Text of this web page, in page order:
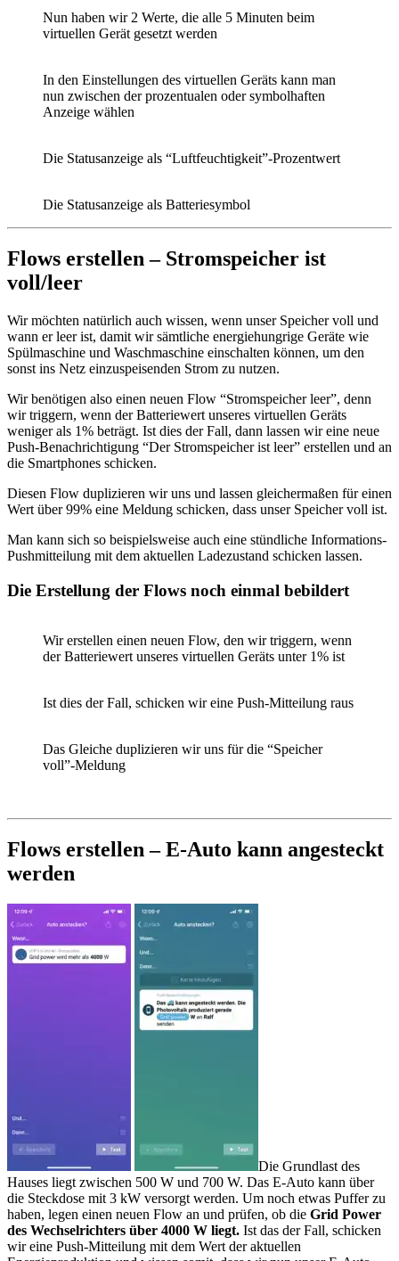
Nun haben wir 2 Werte, die alle 5 Minuten beim
virtuellen Gerät gesetzt werden
In den Einstellungen des virtuellen Geräts kann man
nun zwischen der prozentualen oder symbolhaften
Anzeige wählen
Die Statusanzeige als “Luftfeuchtigkeit”-Prozentwert
Die Statusanzeige als Batteriesymbol
Flows erstellen – Stromspeicher ist
voll/leer
Wir möchten natürlich auch wissen, wenn unser Speicher voll und
wann er leer ist, damit wir sämtliche energiehungrige Geräte wie
Spülmaschine und Waschmaschine einschalten können, um den
sonst ins Netz einzuspeisenden Strom zu nutzen.
Wir benötigen also einen neuen Flow “Stromspeicher leer”, denn
wir triggern, wenn der Batteriewert unseres virtuellen Geräts
weniger als 1% beträgt. Ist dies der Fall, dann lassen wir eine neue
Push-Benachrichtigung “Der Stromspeicher ist leer” erstellen und an
die Smartphones schicken.
Diesen Flow duplizieren wir uns und lassen gleichermaßen für einen
Wert über 99% eine Meldung schicken, dass unser Speicher voll ist.
Man kann sich so beispielsweise auch eine stündliche Informations-
Pushmitteilung mit dem aktuellen Ladezustand schicken lassen.
Die Erstellung der Flows noch einmal bebildert
Wir erstellen einen neuen Flow, den wir triggern, wenn
der Batteriewert unseres virtuellen Geräts unter 1% ist
Ist dies der Fall, schicken wir eine Push-Mitteilung raus
Das Gleiche duplizieren wir uns für die “Speicher
voll”-Meldung
Flows erstellen – E-Auto kann angesteckt
werden
Die Grundlast des
Hauses liegt zwischen 500 W und 700 W. Das E-Auto kann über
die Steckdose mit 3 kW versorgt werden. Um noch etwas Puffer zu
haben, legen einen neuen Flow an und prüfen, ob die Grid Power
des Wechselrichters über 4000 W liegt. Ist das der Fall, schicken
wir eine Push-Mitteilung mit dem Wert der aktuellen